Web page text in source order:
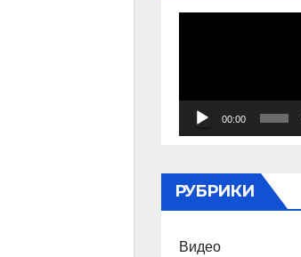
00:00
РУБРИКИ
Видео